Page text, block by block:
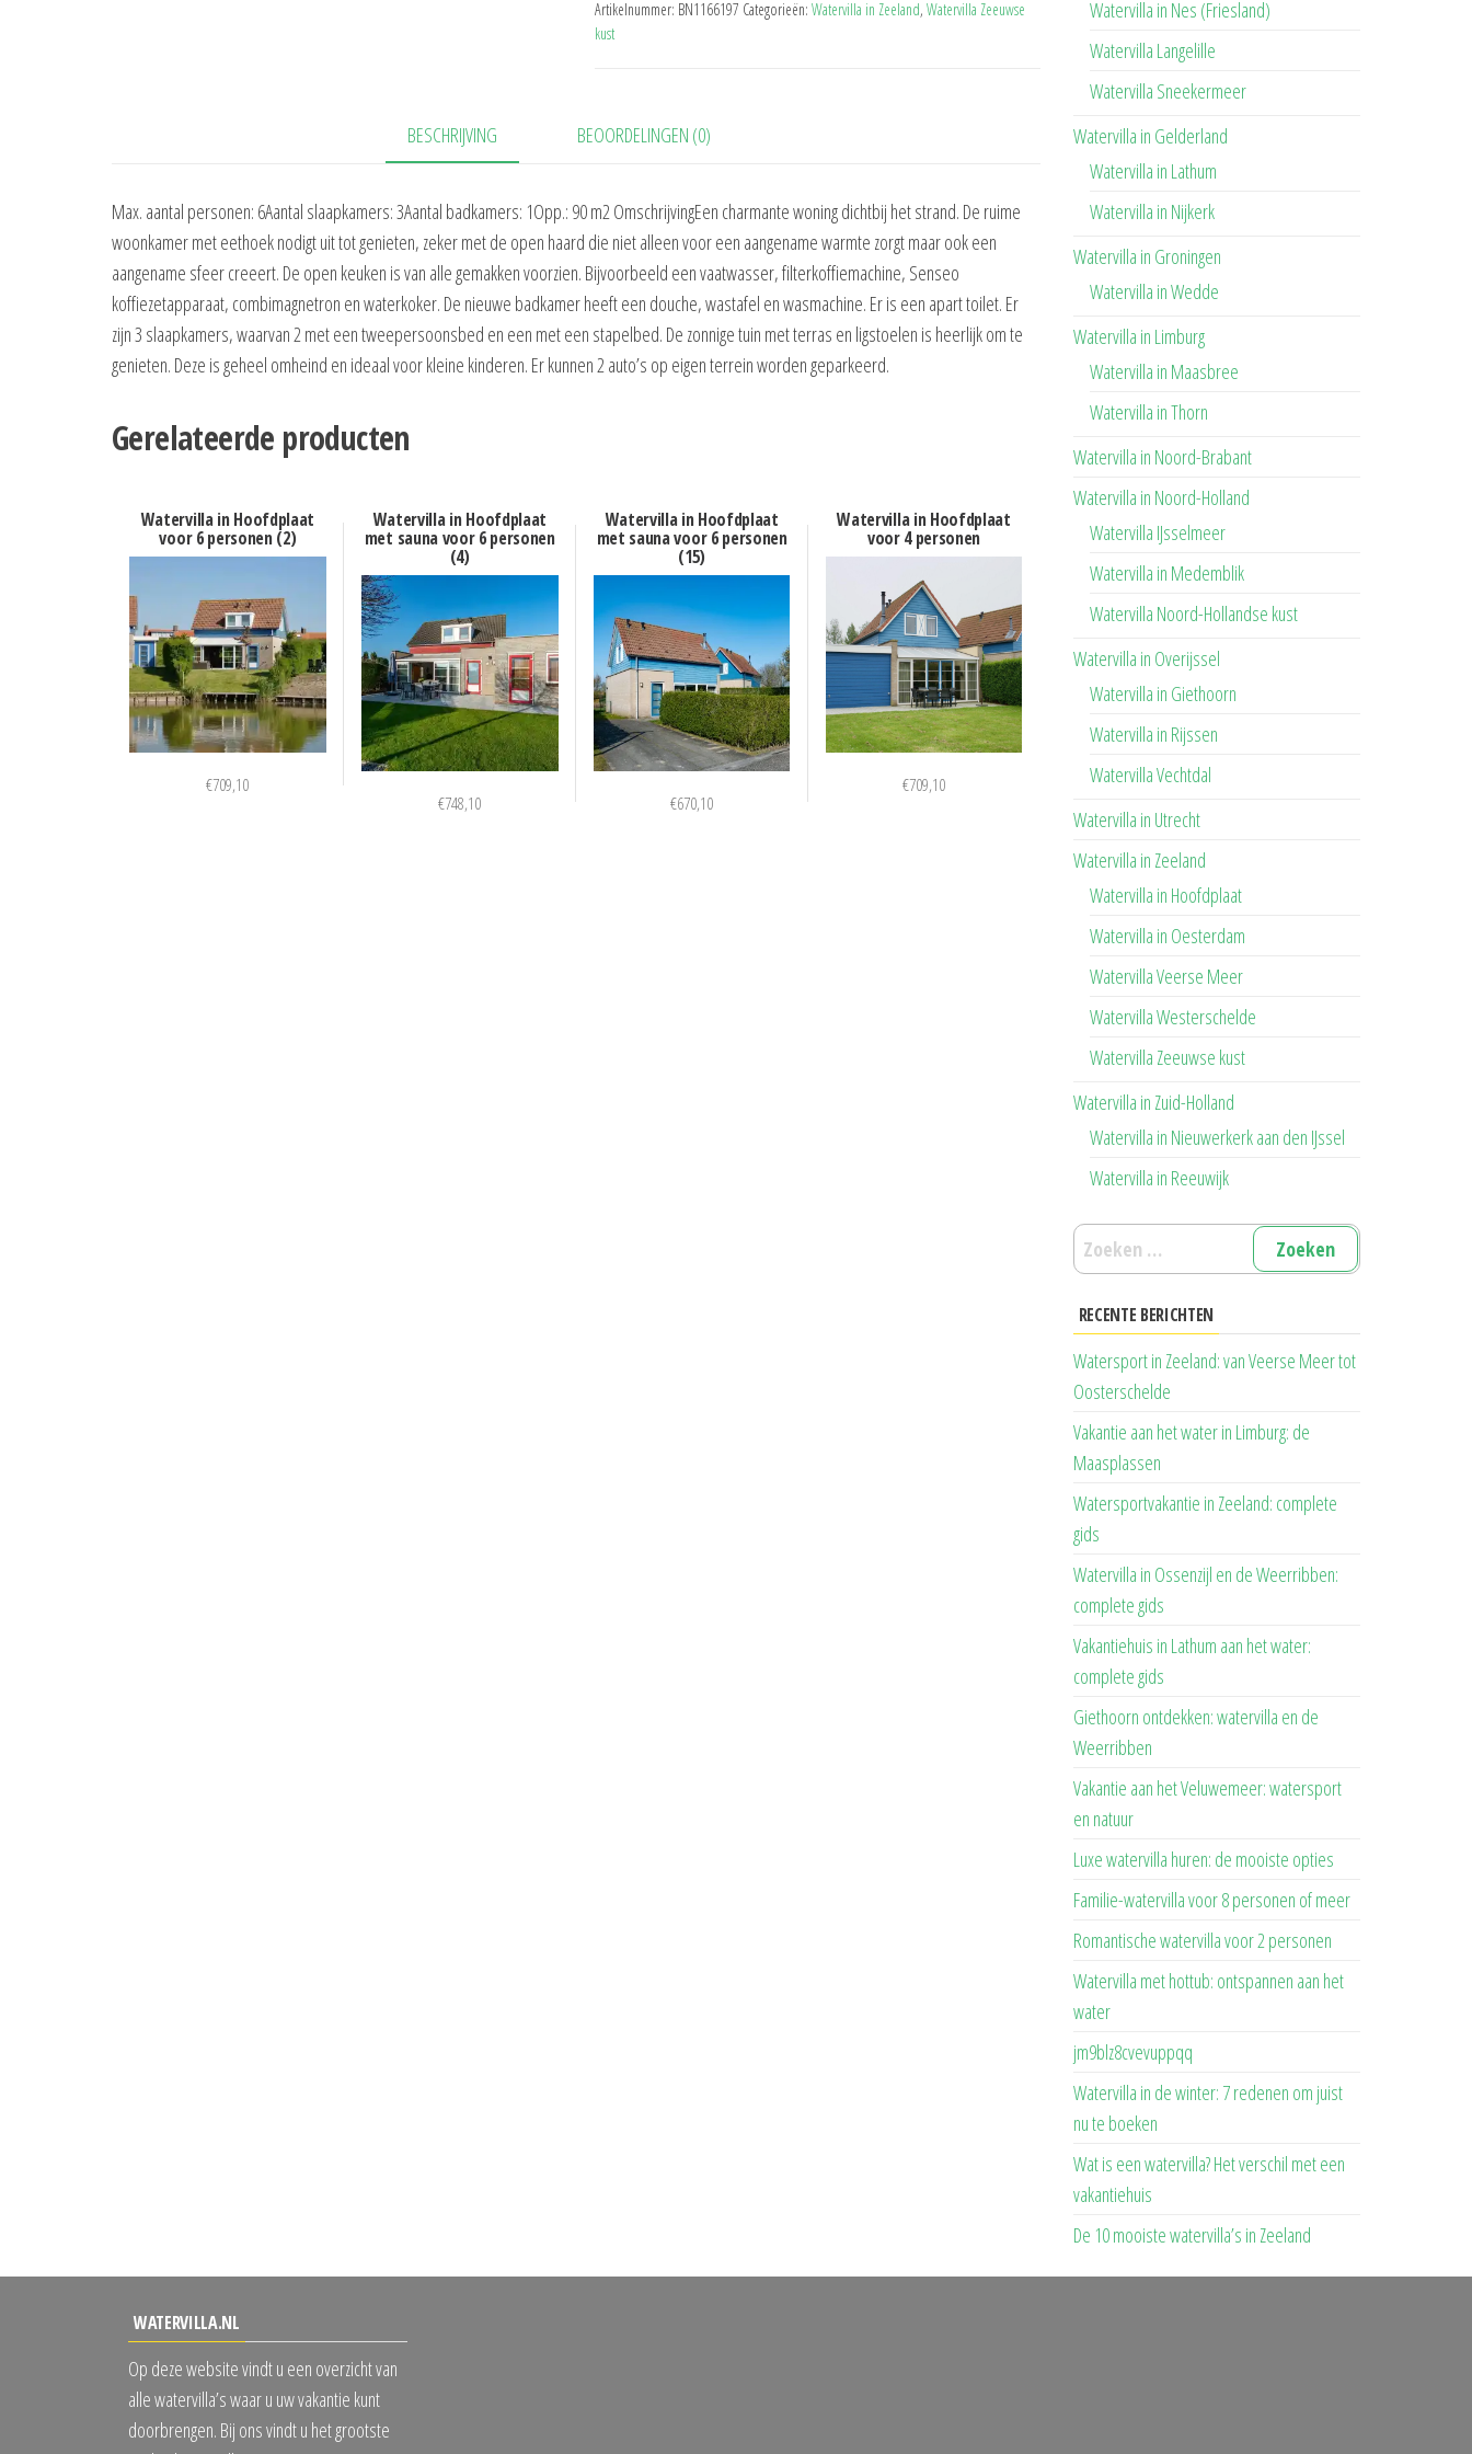
Artikelnummer: BN1166197 Categorieën: Watervilla in Zeeland, Watervilla Zeeuwse
kust
BESCHRIJVING BEOORDELINGEN (0)
Max. aantal personen: 6Aantal slaapkamers: 3Aantal badkamers: 1Opp.: 90 m2 OmschrijvingEen charmante woning dichtbij het strand. De ruime
woonkamer met eethoek nodigt uit tot genieten, zeker met de open haard die niet alleen voor een aangename warmte zorgt maar ook een
aangename sfeer creeert. De open keuken is van alle gemakken voorzien. Bijvoorbeeld een vaatwasser, filterkoffiemachine, Senseo
koffiezetapparaat, combimagnetron en waterkoker. De nieuwe badkamer heeft een douche, wastafel en wasmachine. Er is een apart toilet. Er
zijn 3 slaapkamers, waarvan 2 met een tweepersoonsbed en een met een stapelbed. De zonnige tuin met terras en ligstoelen is heerlijk om te
genieten. Deze is geheel omheind en ideaal voor kleine kinderen. Er kunnen 2 auto’s op eigen terrein worden geparkeerd.
Gerelateerde producten
Watervilla in Hoofdplaat
voor 6 personen (2)
€709,10
Watervilla in Hoofdplaat
met sauna voor 6 personen
(4)
€748,10
Watervilla in Hoofdplaat
met sauna voor 6 personen
(15)
€670,10
Watervilla in Hoofdplaat
voor 4 personen
€709,10
Watervilla in Nes (Friesland)
Watervilla Langelille
Watervilla Sneekermeer
Watervilla in Gelderland
Watervilla in Lathum
Watervilla in Nijkerk
Watervilla in Groningen
Watervilla in Wedde
Watervilla in Limburg
Watervilla in Maasbree
Watervilla in Thorn
Watervilla in Noord-Brabant
Watervilla in Noord-Holland
Watervilla IJsselmeer
Watervilla in Medemblik
Watervilla Noord-Hollandse kust
Watervilla in Overijssel
Watervilla in Giethoorn
Watervilla in Rijssen
Watervilla Vechtdal
Watervilla in Utrecht
Watervilla in Zeeland
Watervilla in Hoofdplaat
Watervilla in Oesterdam
Watervilla Veerse Meer
Watervilla Westerschelde
Watervilla Zeeuwse kust
Watervilla in Zuid-Holland
Watervilla in Nieuwerkerk aan den IJssel
Watervilla in Reeuwijk
Zoeken
naar:
RECENTE BERICHTEN
Watersport in Zeeland: van Veerse Meer tot
Oosterschelde
Vakantie aan het water in Limburg: de
Maasplassen
Watersportvakantie in Zeeland: complete
gids
Watervilla in Ossenzijl en de Weerribben:
complete gids
Vakantiehuis in Lathum aan het water:
complete gids
Giethoorn ontdekken: watervilla en de
Weerribben
Vakantie aan het Veluwemeer: watersport
en natuur
Luxe watervilla huren: de mooiste opties
Familie-watervilla voor 8 personen of meer
Romantische watervilla voor 2 personen
Watervilla met hottub: ontspannen aan het
water
jm9blz8cvevuppqq
Watervilla in de winter: 7 redenen om juist
nu te boeken
Wat is een watervilla? Het verschil met een
vakantiehuis
De 10 mooiste watervilla’s in Zeeland
WATERVILLA.NL
Op deze website vindt u een overzicht van
alle watervilla’s waar u uw vakantie kunt
doorbrengen. Bij ons vindt u het grootste